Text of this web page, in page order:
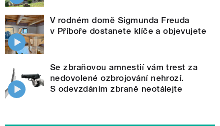
V rodném domě Sigmunda Freuda
v Příboře dostanete klíče a objevujete
Se zbraňovou amnestií vám trest za
nedovolené ozbrojování nehrozí.
S odevzdáním zbraně neotálejte